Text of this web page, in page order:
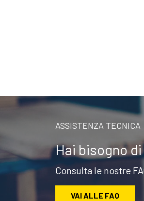
ASSISTENZA TECNICA
Hai bisogno
Consulta le nostre
VAI ALLE FAQ